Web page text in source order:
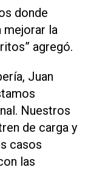
donde
mejorar la
agregó.
Juan
Nuestros
de carga y
casos
las